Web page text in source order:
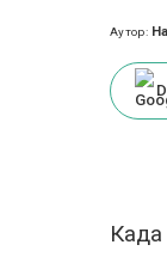
Posted
Аутор:
Када